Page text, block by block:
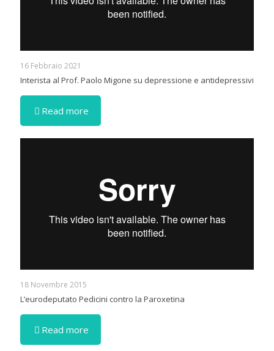
16 Febbraio 2021
Interista al Prof. Paolo Migone su depressione e antidepressivi
Read more
18 Novembre 2015
L’eurodeputato Pedicini contro la Paroxetina
Read more